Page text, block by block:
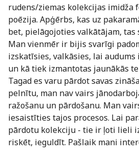
rudens/ziemas kolekcijas imidža
poēzija. Apģērbs, kas uz
bet, pielāgojoties valkātājam, tas
Man vienmēr ir bijis svarīgi
izskatīsies, valkāsies, lai audums
un kā tiek izmantotas jaunākās
Tagad es varu pārdot savas
pelnītu, man nav vairs
ražošanu un pārdošanu. Man
iesaistīties tajos procesos. Lai
pārdotu kolekciju - tie ir ļoti lieli
riskēt, ieguldīt. Pašlaik mani